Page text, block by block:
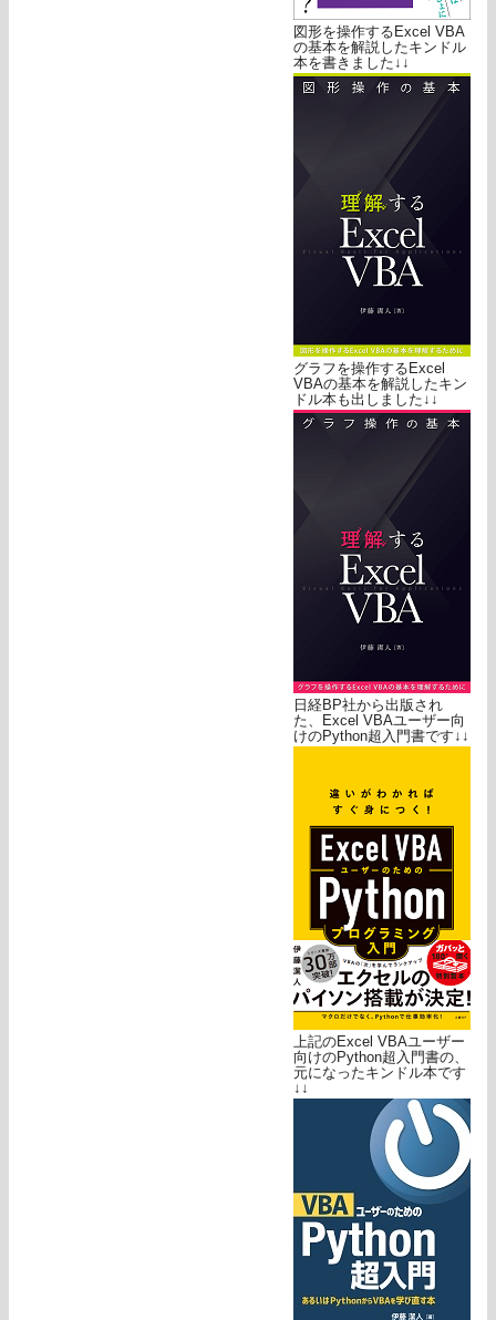
図形を操作するExcel VBA
の基本を解説したキンドル
本を書きました↓↓
グラフを操作するExcel
VBAの基本を解説したキン
ドル本も出しました↓↓
日経BP社から出版され
た、Excel VBAユーザー向
けのPython超入門書です↓↓
上記のExcel VBAユーザー
向けのPython超入門書の、
元になったキンドル本です
↓↓